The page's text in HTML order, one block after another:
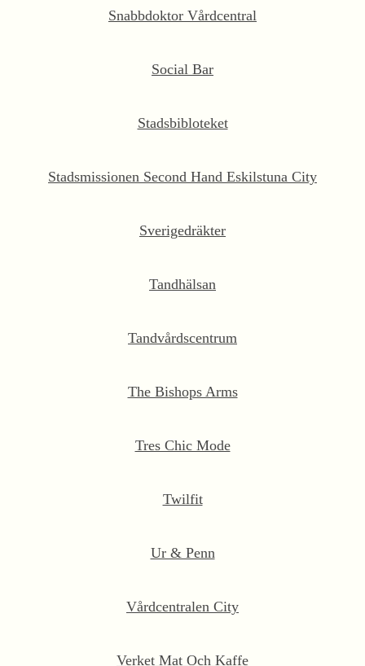
Snabbdoktor Vårdcentral
Social Bar
Stadsbibloteket
Stadsmissionen Second Hand Eskilstuna City
Sverigedräkter
Tandhälsan
Tandvårdscentrum
The Bishops Arms
Tres Chic Mode
Twilfit
Ur & Penn
Vårdcentralen City
Verket Mat Och Kaffe